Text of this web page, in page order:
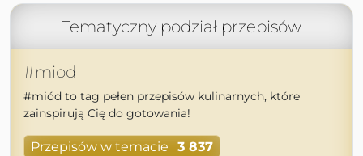
Tematyczny podział przepisów
#miod
#miód to tag pełen przepisów kulinarnych, które
zainspirują Cię do gotowania!
Przepisów w temacie 3 837